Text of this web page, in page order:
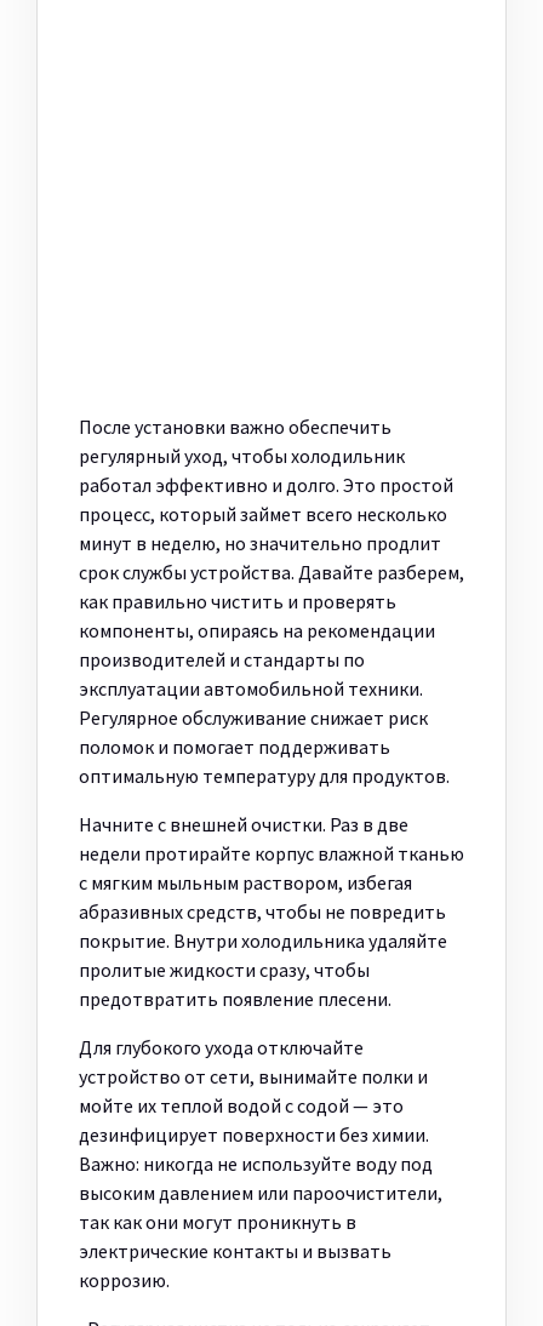
После установки важно обеспечить
регулярный уход, чтобы холодильник
работал эффективно и долго. Это простой
процесс, который займет всего несколько
минут в неделю, но значительно продлит
срок службы устройства. Давайте разберем,
как правильно чистить и проверять
компоненты, опираясь на рекомендации
производителей и стандарты по
эксплуатации автомобильной техники.
Регулярное обслуживание снижает риск
поломок и помогает поддерживать
оптимальную температуру для продуктов.
Начните с внешней очистки. Раз в две
недели протирайте корпус влажной тканью
с мягким мыльным раствором, избегая
абразивных средств, чтобы не повредить
покрытие. Внутри холодильника удаляйте
пролитые жидкости сразу, чтобы
предотвратить появление плесени.
Для глубокого ухода отключайте
устройство от сети, вынимайте полки и
мойте их теплой водой с содой — это
дезинфицирует поверхности без химии.
Важно: никогда не используйте воду под
высоким давлением или пароочистители,
так как они могут проникнуть в
электрические контакты и вызвать
коррозию.